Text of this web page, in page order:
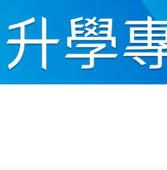
科技 影片